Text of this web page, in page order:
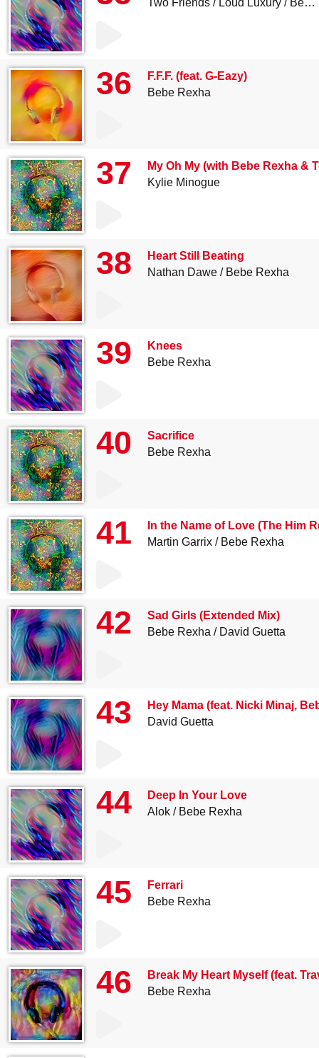
Two Friends
Loud Luxury Bebe Rexha
36
F.F.F. (feat. G-Eazy)
Bebe Rexha
37
My Oh My (with Bebe Rexha &
Kylie Minogue
38
Heart Still Beating
Nathan Dawe
Bebe Rexha
39
Knees
Bebe Rexha
40
Sacrifice
Bebe Rexha
41
In the Name of Love (The Him
Martin Garrix
Bebe Rexha
42
Sad Girls (Extended Mix)
Bebe Rexha
David Guetta
43
Hey Mama (feat. Nicki Minaj,
David Guetta
44
Deep In Your Love
Alok
Bebe Rexha
45
Ferrari
Bebe Rexha
46
Break My Heart Myself (feat.
Bebe Rexha